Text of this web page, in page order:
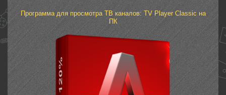
Программа для просмотра ТВ каналов: TV Player Classic на
ПК